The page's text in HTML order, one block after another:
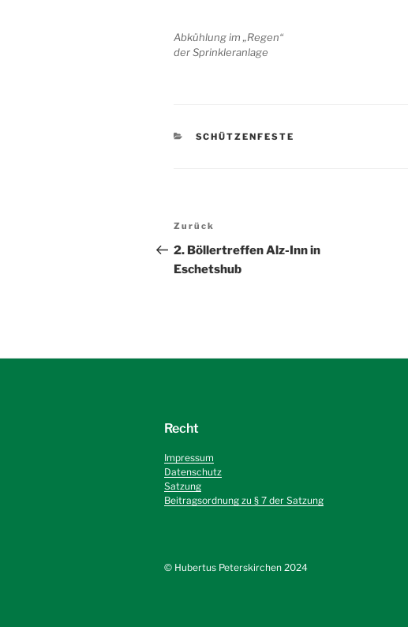
Abkühlung im „Regen“
der Sprinkleranlage
KATEGORIEN
SCHÜTZENFESTE
Vorheriger
Beitrag
Zurück
2. Böllertreffen Alz-Inn in
Eschetshub
Recht
Impressum
Datenschutz
Satzung
Beitragsordnung zu § 7 der Satzung
©️ Hubertus Peterskirchen 2024